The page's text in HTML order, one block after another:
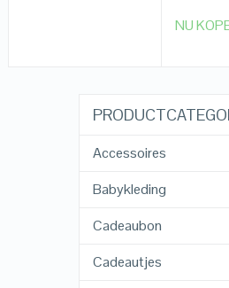
NU
Accessoires
Babykleding
Cadeaubon
Cadeautjes